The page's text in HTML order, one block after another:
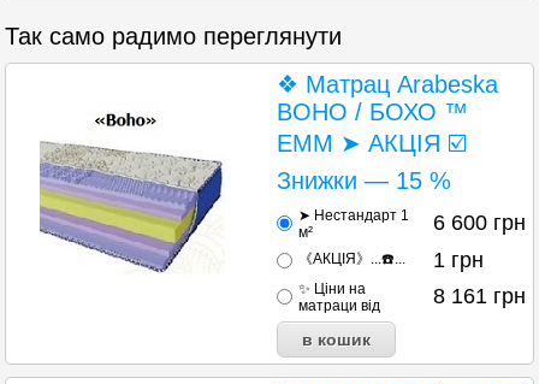
Так само радимо переглянути
❖ Матрац Arabeska
BOHO / БОХО ™
ЕММ ➤ АКЦІЯ ☑️
Знижки — 15 %
➤ Нестандарт 1
м²
6 600 грн
《АКЦІЯ》...☎️... 1 грн
✨ Ціни на
матраци від
8 161 грн